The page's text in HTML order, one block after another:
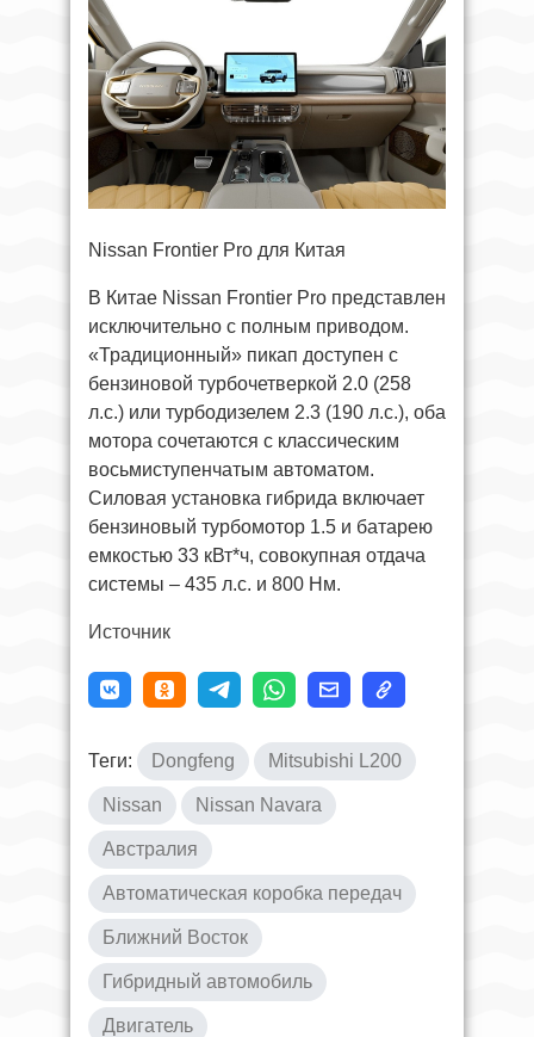
Nissan Frontier Pro для Китая
В Китае Nissan Frontier Pro представлен
исключительно с полным приводом.
«Традиционный» пикап доступен с
бензиновой турбочетверкой 2.0 (258
л.с.) или турбодизелем 2.3 (190 л.с.), оба
мотора сочетаются с классическим
восьмиступенчатым автоматом.
Силовая установка гибрида включает
бензиновый турбомотор 1.5 и батарею
емкостью 33 кВт*ч, совокупная отдача
системы – 435 л.с. и 800 Нм.
Источник
Теги: Dongfeng Mitsubishi L200
Nissan Nissan Navara
Австралия
Автоматическая коробка передач
Ближний Восток
Гибридный автомобиль
Двигатель